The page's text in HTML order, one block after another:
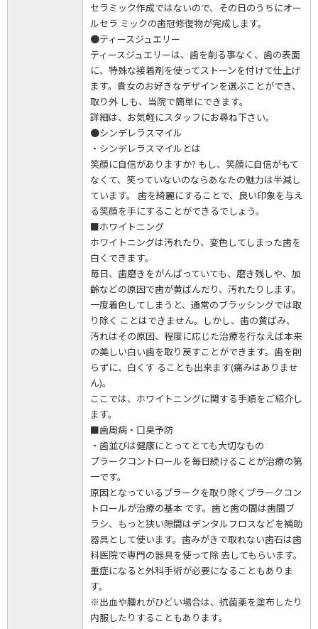
セラミック作成ではないので、その日のうちにオー
ルセラ ミックの歯冠修復物が完成します。
●ティースジュエリー
ティースジュエリーは、歯を削る事なく、歯の表面
に、特殊な接着剤を使ってストーンを付けて仕上げ
ます。貴女のお好きなデザインを選ぶことができ、
取り外 しも、当院で簡単にできます。
詳細は、お気軽にスタッフにお尋ね下さい。
●シンデレラスマイル
・シンデレラスマイルとは
笑顔に自信がありますか? もし、笑顔に自信がもて
なくて、笑っていないのならあなたの魅力は半減し
ています。 歯を綺麗にすることで、良い印象を与え
る笑顔を手にすることができるでしょう。
■ホワイトニング
ホワイトニングは汚れたり、変色してしまった歯を
白くできます。
毎日、歯磨きをがんばっていても、磨き残しや、加
齢などの原因で歯が黄ばんだり、汚れたりします。
一度着色してしまうと、通常のブラッシングでは取
り除く ことはできません。しかし、歯の黄ばみ、
汚れはその原因、程度に応じた治療を行なえば本来
の美しい白い歯を取り戻すことができます。歯を削
らずに、白くす ることも出来ます(痛みはありませ
ん)。
ここでは、ホワイトニングに関する手順をご紹介し
ます。
■歯周病・口臭予防
・歯並びは健康にとってとても大切なもの
プラークコントロールを毎日続けることが治療の第
一です。
原因となっているプラークを取り除くプラークコン
トロールが治療の基本 です。歯と歯の間は歯間ブ
ラシ、もっと狭い隙間はデンタルフロスなどを補助
器具として使います。歯みがきで取れない歯石は歯
科医院で専門の器具を使って除 去してもらいます。
重症になると外科手術が必要になることもありま
す。
※出血や腫れがひどい場合は、抗菌薬を塗布したり
内服したりすることもあります。